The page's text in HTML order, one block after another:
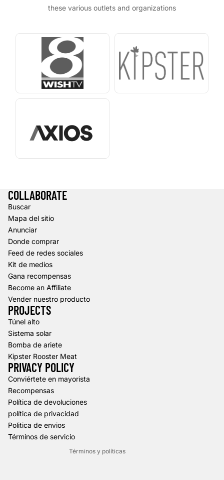
these various outlets and organizations
COLLABORATE
Buscar
Mapa del sitio
Anunciar
Donde comprar
Feed de redes sociales
Kit de medios
Gana recompensas
Become an Affiliate
Vender nuestro producto
PROJECTS
Túnel alto
Sistema solar
Bomba de ariete
Kipster Rooster Meat
PRIVACY POLICY
Conviértete en mayorista
Recompensas
Política de devoluciones
política de privacidad
Politica de envios
Términos de servicio
Términos y políticas
Política de reembolso
Política de privacidad
Términos del servicio
Política de envío
Información de contacto